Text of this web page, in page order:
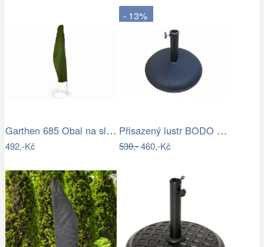
Garthen 685 Obal na slunečník s…
492,-Kč
- 13%
Přisazený lustr BODO 1xE27/60W/230V…
530,-460,-Kč